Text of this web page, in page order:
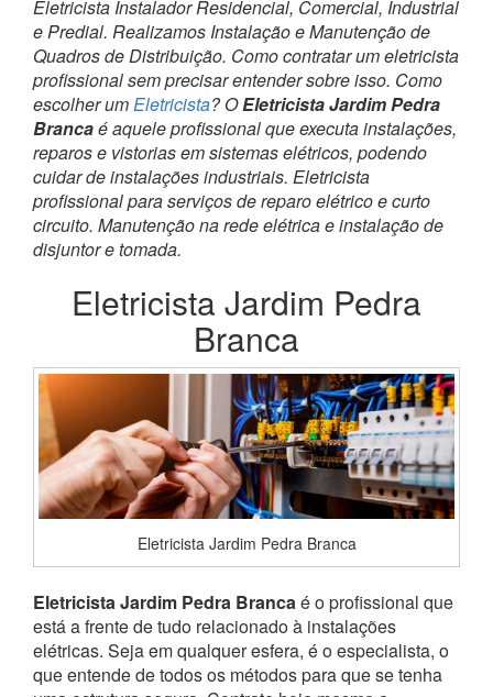
Eletricista Instalador Residencial, Comercial, Industrial
e Predial. Realizamos Instalação e Manutenção de
Quadros de Distribuição. Como contratar um eletricista
profissional sem precisar entender sobre isso. Como
escolher umEletricista? OEletricista Jardim Pedra
Brancaé aquele profissional que executa instalações,
reparos e vistorias em sistemas elétricos, podendo
cuidar de instalações industriais. Eletricista
profissional para serviços de reparo elétrico e curto
circuito. Manutenção na rede elétrica e instalação de
disjuntor e tomada.
Eletricista Jardim Pedra
Branca
Eletricista Jardim Pedra Branca
Eletricista Jardim Pedra Brancaé o profissional que
está a frente de tudo relacionado à instalações
elétricas. Seja em qualquer esfera, é o especialista, o
que entende de todos os métodos para que se tenha